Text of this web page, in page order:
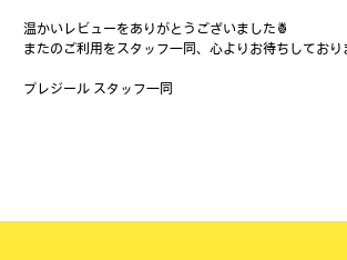
温かいレビューをありがとうございました🍍
またのご利用をスタッフ一同、心よりお待ちしており
プレジール スタッフ一同